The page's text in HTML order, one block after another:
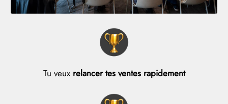
Tu veux relancer tes ventes rapidement